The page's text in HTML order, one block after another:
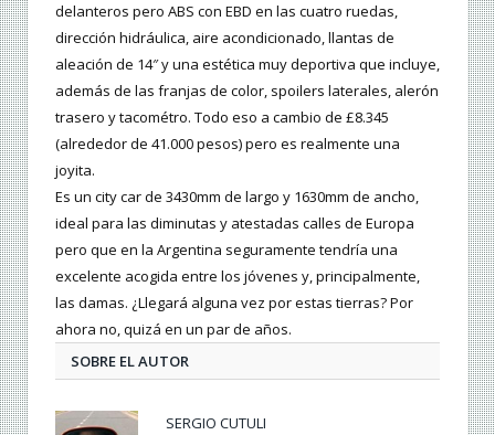
delanteros pero ABS con EBD en las cuatro ruedas,
dirección hidráulica, aire acondicionado, llantas de
aleación de 14″ y una estética muy deportiva que incluye,
además de las franjas de color, spoilers laterales, alerón
trasero y tacométro. Todo eso a cambio de £8.345
(alrededor de 41.000 pesos) pero es realmente una
joyita.
Es un city car de 3430mm de largo y 1630mm de ancho,
ideal para las diminutas y atestadas calles de Europa
pero que en la Argentina seguramente tendría una
excelente acogida entre los jóvenes y, principalmente,
las damas. ¿Llegará alguna vez por estas tierras? Por
ahora no, quizá en un par de años.
SOBRE EL AUTOR
SERGIO CUTULI